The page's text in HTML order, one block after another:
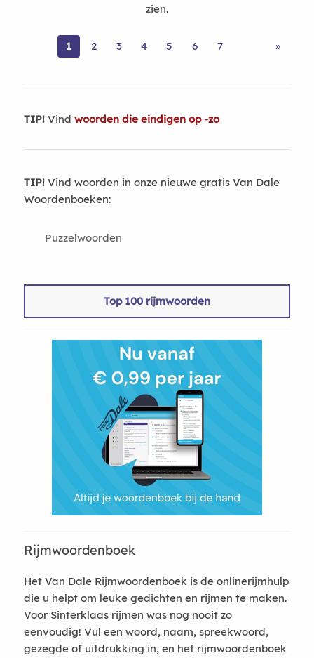
zien.
1 2 3 4 5 6 7 »
TIP!Vind woorden die eindigen op -zo
TIP!Vind woorden in onze nieuwe gratis Van Dale
Woordenboeken:
Puzzelwoorden
Top 100 rijmwoorden
Rijmwoordenboek
Het Van Dale Rijmwoordenboek is de onlinerijmhulp
die u helpt om leuke gedichten en rijmen te maken.
Voor Sinterklaas rijmen was nog nooit zo
eenvoudig! Vul een woord, naam, spreekwoord,
gezegde of uitdrukking in, en het rijmwoordenboek